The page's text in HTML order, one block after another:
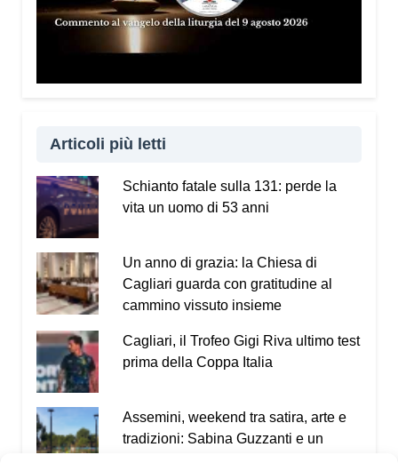
Articoli più letti
Schianto fatale sulla 131: perde la
vita un uomo di 53 anni
Un anno di grazia: la Chiesa di
Cagliari guarda con gratitudine al
cammino vissuto insieme
Cagliari, il Trofeo Gigi Riva ultimo test
prima della Coppa Italia
Assemini, weekend tra satira, arte e
tradizioni: Sabina Guzzanti e un